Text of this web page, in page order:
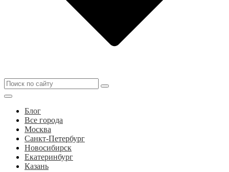
Блог
Все города
Москва
Санкт-Петербург
Новосибирск
Екатеринбург
Казань